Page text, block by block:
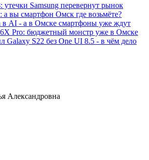
утечки Samsung перевернут рынок
а вы смартфон Омск где возьмёте?
в AI - а в Омске смартфоны уже ждут
6X Pro: бюджетный монстр уже в Омске
Galaxy S22 без One UI 8.5 - в чём дело
Александровна